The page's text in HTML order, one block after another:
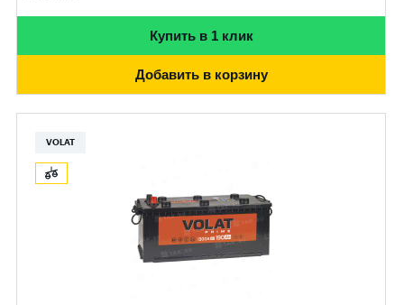
Купить в 1 клик
Добавить в корзину
VOLAT